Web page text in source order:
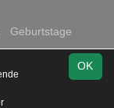
Geburtstage
OK